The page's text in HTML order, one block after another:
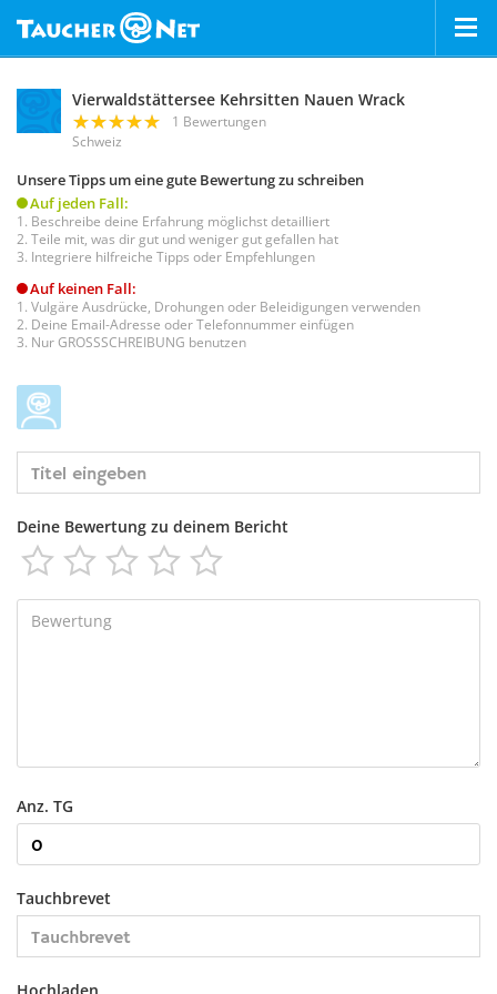
Vierwaldstättersee Kehrsitten Nauen Wrack
1 Bewertungen
Schweiz
Unsere Tipps um eine gute Bewertung zu schreiben
Auf jeden Fall:
Beschreibe deine Erfahrung möglichst detailliert
Teile mit, was dir gut und weniger gut gefallen hat
Integriere hilfreiche Tipps oder Empfehlungen
Auf keinen Fall:
Vulgäre Ausdrücke, Drohungen oder Beleidigungen verwenden
Deine Email-Adresse oder Telefonnummer einfügen
Nur GROSSSCHREIBUNG benutzen
Deine Bewertung zu deinem Bericht
    
Anz. TG
Tauchbrevet